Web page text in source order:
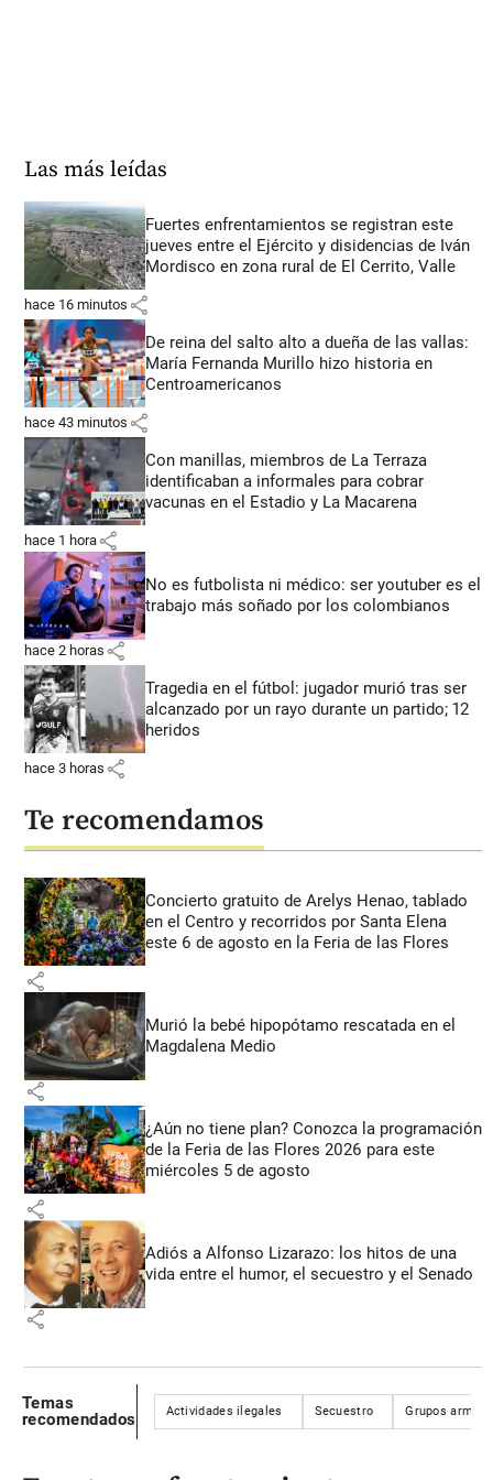
Las más leídas
Fuertes enfrentamientos se registran este
jueves entre el Ejército y disidencias de Iván
Mordisco en zona rural de El Cerrito, Valle
hace 16 minutos share
De reina del salto alto a dueña de las vallas:
María Fernanda Murillo hizo historia en
Centroamericanos
hace 43 minutos share
Con manillas, miembros de La Terraza
identificaban a informales para cobrar
vacunas en el Estadio y La Macarena
hace 1 hora share
No es futbolista ni médico: ser youtuber es el
trabajo más soñado por los colombianos
hace 2 horas share
Tragedia en el fútbol: jugador murió tras ser
alcanzado por un rayo durante un partido; 12
heridos
hace 3 horas share
Te recomendamos
Concierto gratuito de Arelys Henao, tablado
en el Centro y recorridos por Santa Elena
este 6 de agosto en la Feria de las Flores
share
Murió la bebé hipopótamo rescatada en el
Magdalena Medio
share
¿Aún no tiene plan? Conozca la programación
de la Feria de las Flores 2026 para este
miércoles 5 de agosto
share
Adiós a Alfonso Lizarazo: los hitos de una
vida entre el humor, el secuestro y el Senado
share
Temas
recomendados
Actividades ilegales Secuestro Grupos